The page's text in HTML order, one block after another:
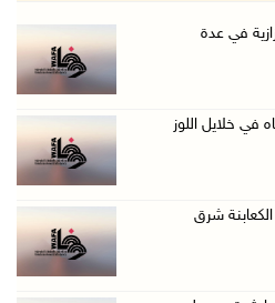
حول معدلها ...
اعتقالات ...
غرب جنين
في عدة
في خلايل اللوز
شرق